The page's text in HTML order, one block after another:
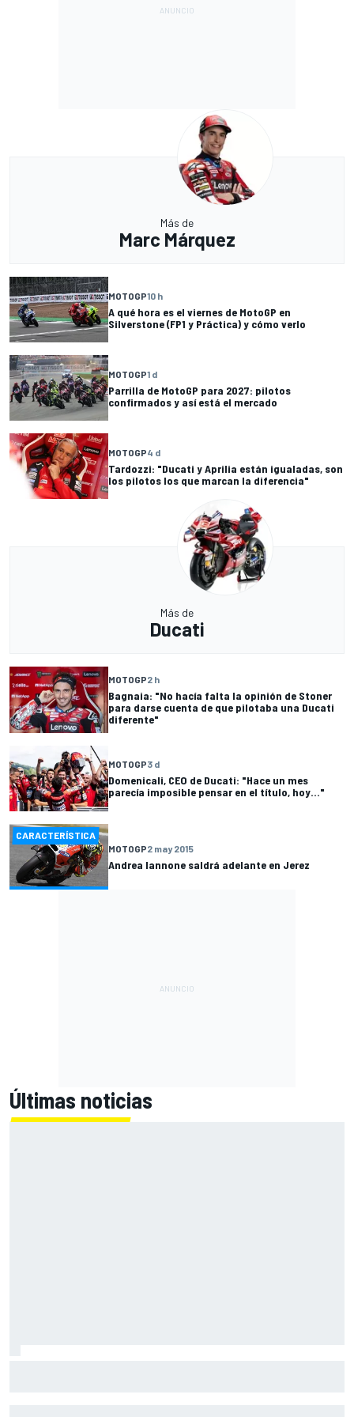
Más de
Marc Márquez
MOTOGP10 h
A qué hora es el viernes de MotoGP en
Silverstone (FP1 y Práctica) y cómo verlo
MOTOGP1 d
Parrilla de MotoGP para 2027: pilotos
confirmados y así está el mercado
MOTOGP4 d
Tardozzi: "Ducati y Aprilia están igualadas, son
los pilotos los que marcan la diferencia"
Más de
Ducati
MOTOGP2 h
Bagnaia: "No hacía falta la opinión de Stoner
para darse cuenta de que pilotaba una Ducati
diferente"
MOTOGP3 d
Domenicali, CEO de Ducati: "Hace un mes
parecía imposible pensar en el título, hoy..."
CARACTERÍSTICA
MOTOGP2 may 2015
Andrea Iannone saldrá adelante en Jerez
Últimas noticias